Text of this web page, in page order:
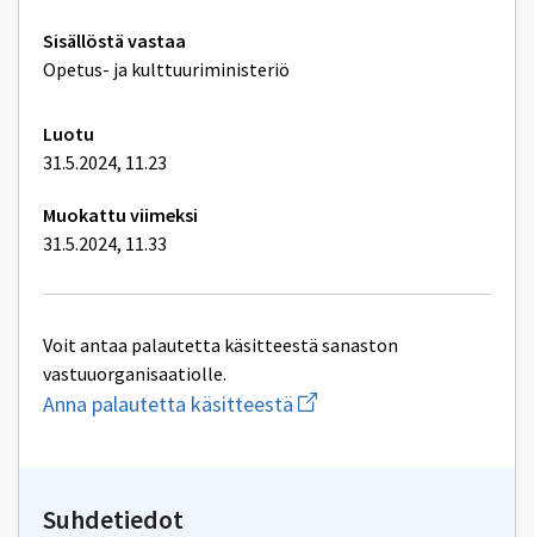
Tekniset
lisätiedot
Sisällöstä vastaa
Opetus- ja kulttuuriministeriö
Luotu
31.5.2024, 11.23
Muokattu viimeksi
31.5.2024, 11.33
Voit antaa palautetta käsitteestä sanaston
vastuuorganisaatiolle.
Anna palautetta käsitteestä Aloita
uuden
Suhdetiedot